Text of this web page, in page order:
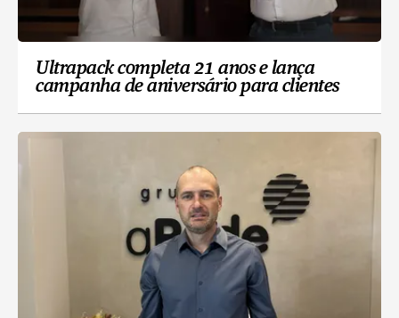
Ultrapack completa 21 anos e lança
campanha de aniversário para clientes